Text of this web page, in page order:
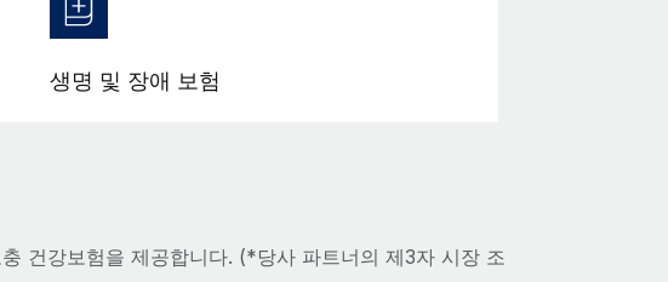
생명 및 장애 보험
건강보험을 제공합니다. (*당사 파트너의 제3자 시장 조